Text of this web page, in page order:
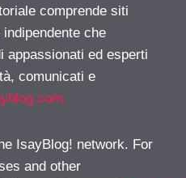
comprende siti
che
appassionati ed esperti
comunicati e
IsayBlog! network. For
and other